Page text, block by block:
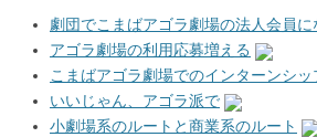
劇団でこまばアゴラ劇場の法人会員に
アゴラ劇場の利用応募増える
こまばアゴラ劇場でのインターンシッ
いいじゃん、アゴラ派で
小劇場系のルートと商業系のルート